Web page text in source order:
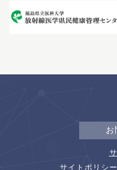
お
サイトポリシ